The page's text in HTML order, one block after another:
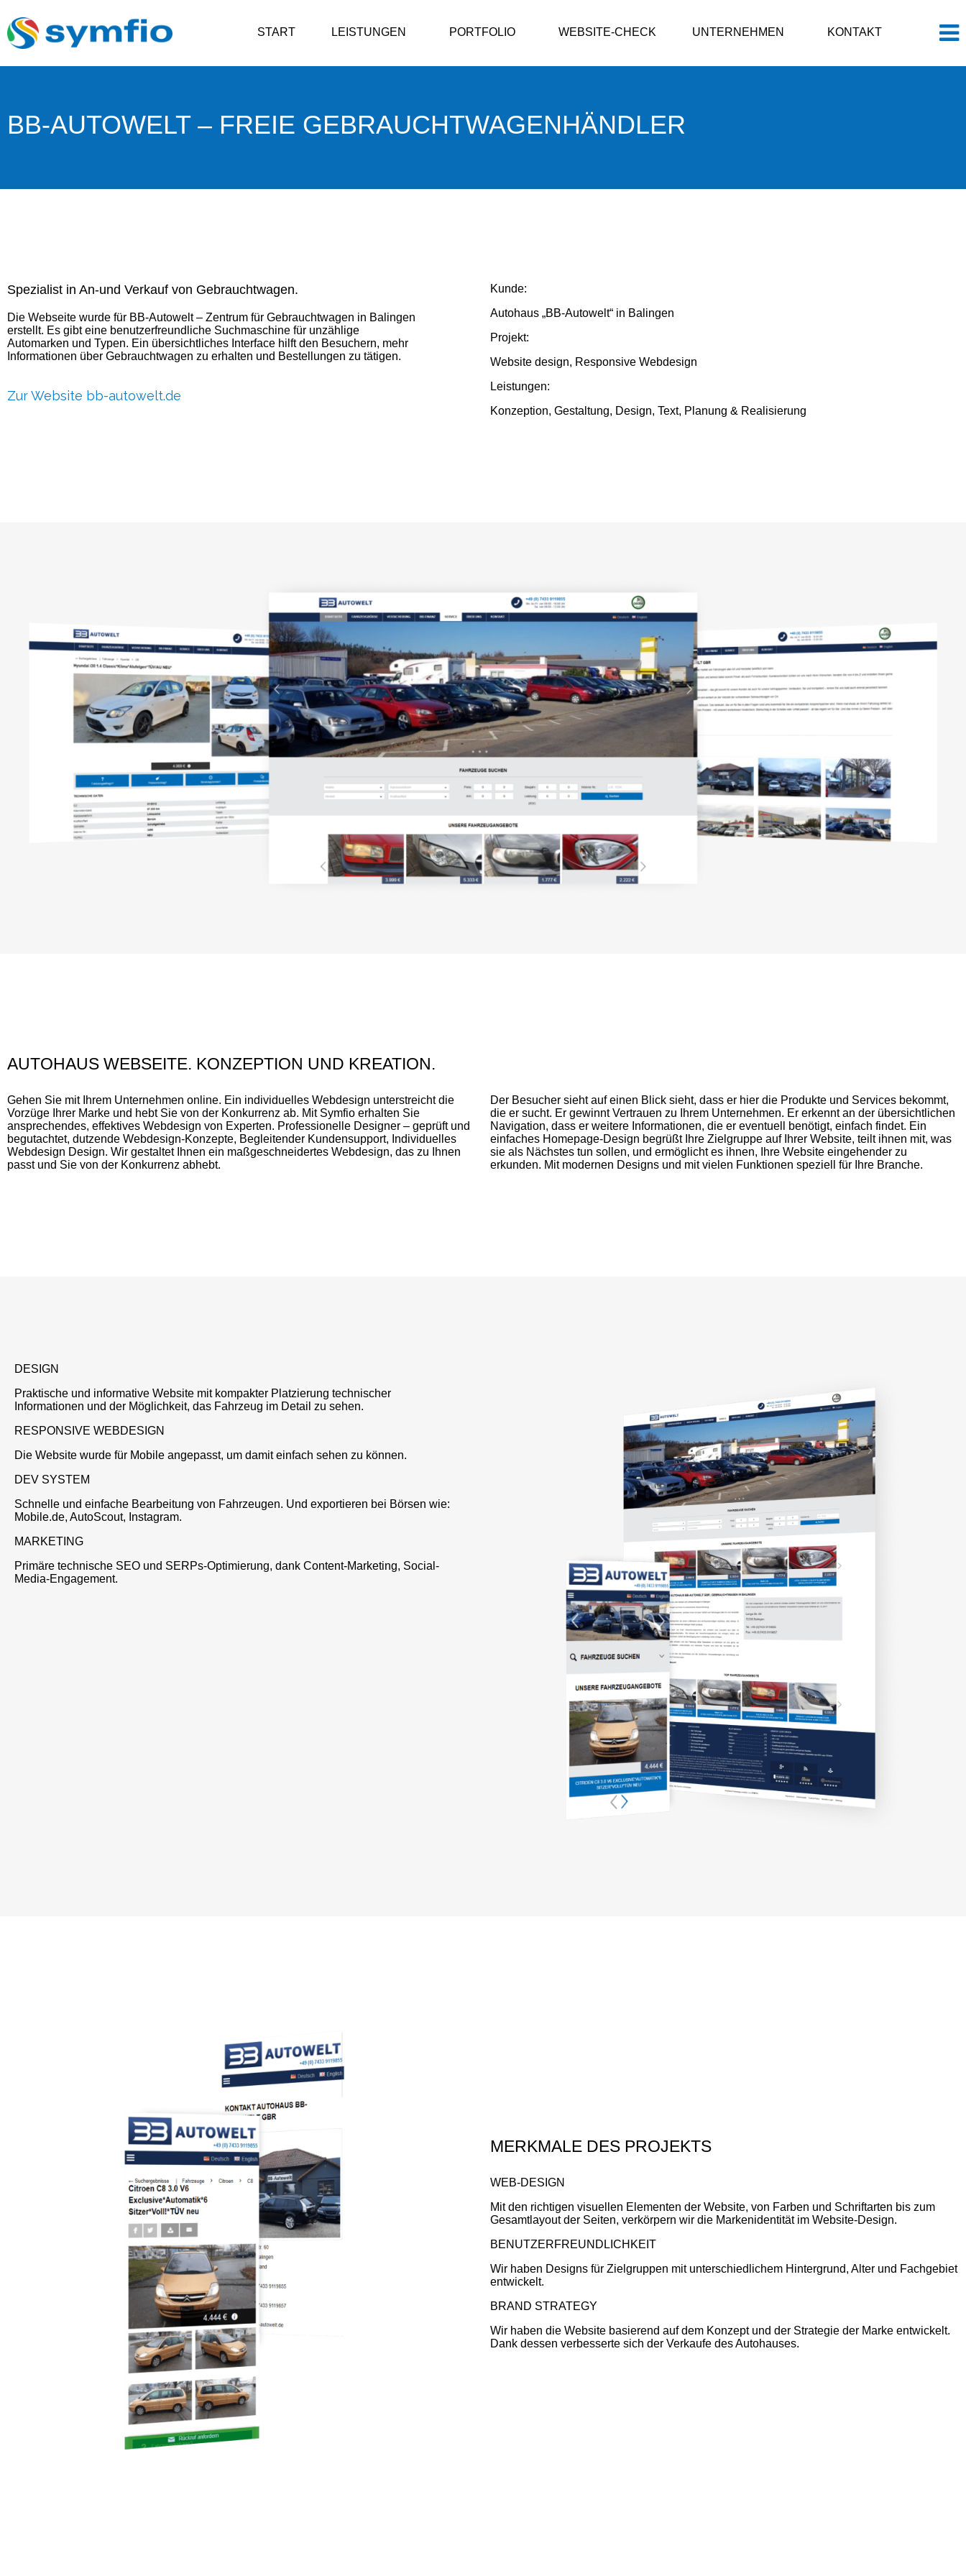
START LEISTUNGEN PORTFOLIO WEBSITE-CHECK UNTERNEHMEN KONTAKT
BB-AUTOWELT – FREIE GEBRAUCHTWAGENHÄNDLER
Spezialist in An-und Verkauf von Gebrauchtwagen.
Die Webseite wurde für BB-Autowelt – Zentrum für Gebrauchtwagen in Balingen
erstellt. Es gibt eine benutzerfreundliche Suchmaschine für unzählige
Automarken und Typen. Ein übersichtliches Interface hilft den Besuchern, mehr
Informationen über Gebrauchtwagen zu erhalten und Bestellungen zu tätigen.
Zur Website bb-autowelt.de
Kunde:
Autohaus „BB-Autowelt“ in Balingen
Projekt:
Website design, Responsive Webdesign
Leistungen:
Konzeption, Gestaltung, Design, Text, Planung & Realisierung
AUTOHAUS WEBSEITE. KONZEPTION UND KREATION.
Gehen Sie mit Ihrem Unternehmen online. Ein individuelles Webdesign unterstreicht die
Vorzüge Ihrer Marke und hebt Sie von der Konkurrenz ab. Mit Symfio erhalten Sie
ansprechendes, effektives Webdesign von Experten. Professionelle Designer – geprüft und
begutachtet, dutzende Webdesign-Konzepte, Begleitender Kundensupport, Individuelles
Webdesign Design. Wir gestaltet Ihnen ein maßgeschneidertes Webdesign, das zu Ihnen
passt und Sie von der Konkurrenz abhebt.
Der Besucher sieht auf einen Blick sieht, dass er hier die Produkte und Services bekommt,
die er sucht. Er gewinnt Vertrauen zu Ihrem Unternehmen. Er erkennt an der übersichtlichen
Navigation, dass er weitere Informationen, die er eventuell benötigt, einfach findet. Ein
einfaches Homepage-Design begrüßt Ihre Zielgruppe auf Ihrer Website, teilt ihnen mit, was
sie als Nächstes tun sollen, und ermöglicht es ihnen, Ihre Website eingehender zu
erkunden. Mit modernen Designs und mit vielen Funktionen speziell für Ihre Branche.
DESIGN
Praktische und informative Website mit kompakter Platzierung technischer
Informationen und der Möglichkeit, das Fahrzeug im Detail zu sehen.
RESPONSIVE WEBDESIGN
Die Website wurde für Mobile angepasst, um damit einfach sehen zu können.
DEV SYSTEM
Schnelle und einfache Bearbeitung von Fahrzeugen. Und exportieren bei Börsen wie:
Mobile.de, AutoScout, Instagram.
MARKETING
Primäre technische SEO und SERPs-Optimierung, dank Content-Marketing, Social-
Media-Engagement.
MERKMALE DES PROJEKTS
WEB-DESIGN
Mit den richtigen visuellen Elementen der Website, von Farben und Schriftarten bis zum
Gesamtlayout der Seiten, verkörpern wir die Markenidentität im Website-Design.
BENUTZERFREUNDLICHKEIT
Wir haben Designs für Zielgruppen mit unterschiedlichem Hintergrund, Alter und Fachgebiet
entwickelt.
BRAND STRATEGY
Wir haben die Website basierend auf dem Konzept und der Strategie der Marke entwickelt.
Dank dessen verbesserte sich der Verkaufe des Autohauses.